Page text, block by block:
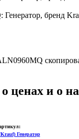
ценах и о